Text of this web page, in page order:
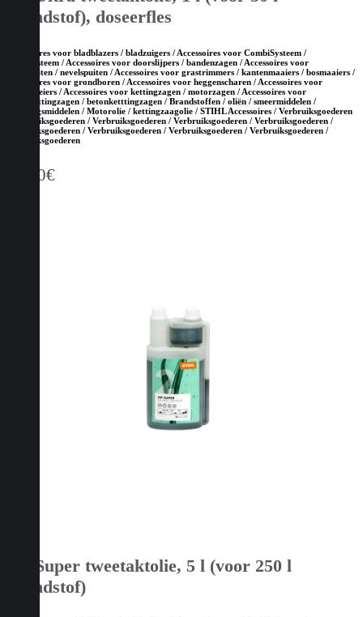
brandstof), doseerfles
Accessoires voor bladblazers / bladzuigers / Accessoires voor CombiSysteem /
MultiSysteem / Accessoires voor doorslijpers / bandenzagen / Accessoires voor
drukspuiten / nevelspuiten / Accessoires voor grastrimmers / kantenmaaiers / bosmaaiers /
Accessoires voor grondboren / Accessoires voor heggenscharen / Accessoires voor
hoogsnoeiers / Accessoires voor kettingzagen / motorzagen / Accessoires voor
steenketttingzagen / betonketttingzagen / Brandstoffen / oliën / smeermiddelen /
reinigingsmiddelen / Motorolie / kettingzaagolie / STIHL Accessoires / Verbruiksgoederen
/ Verbruiksgoederen / Verbruiksgoederen / Verbruiksgoederen / Verbruiksgoederen /
Verbruiksgoederen / Verbruiksgoederen / Verbruiksgoederen / Verbruiksgoederen /
Verbruiksgoederen
25,00€
HP Super tweetaktolie, 5 l (voor 250 l
brandstof)